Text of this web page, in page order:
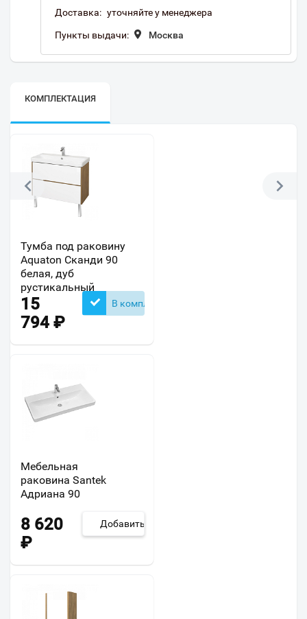
Доставка: уточняйте у менеджера
Пункты выдачи: Москва
КОМПЛЕКТАЦИЯ
Тумба под раковину
Aquaton Сканди 90
белая, дуб
рустикальный
15
794 ₽
В комплекте
Мебельная
раковина Santek
Адриана 90
8 620
₽
Добавить